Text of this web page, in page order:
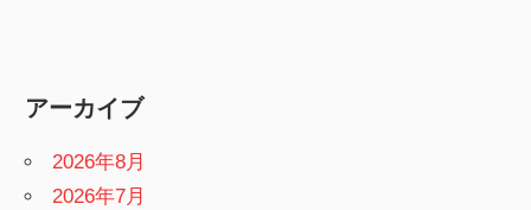
アーカイブ
2026年8月
2026年7月